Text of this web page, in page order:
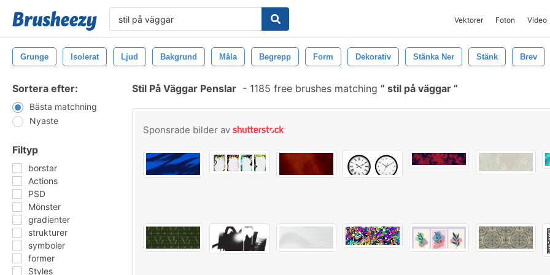
Vektorer Foton Video
Grunge Isolerat Ljud Bakgrund Måla Begrepp Form Dekorativ Stänka Ner Stänk Brev
Sortera efter:
Bästa matchning
Nyaste
Filtyp
borstar
Actions
PSD
Mönster
gradienter
strukturer
symboler
former
Styles
Stil På Väggar Penslar - 1185 free brushes matching stil på väggar
Sponsrade bilder av